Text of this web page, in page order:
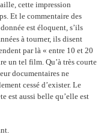
cette impression
Et le commentaire des
est éloquent, s’ils
à tourner, ils disent
par là « entre 10 et 20
un tel film. Qu’à très courte
documentaires ne
cessé d’exister. Le
est aussi belle qu’elle est